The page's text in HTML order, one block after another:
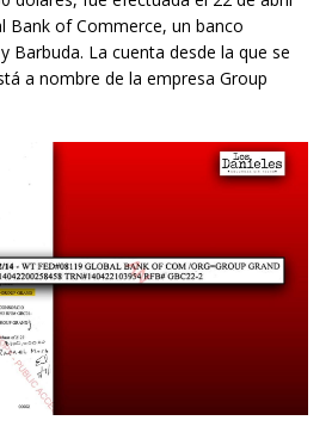
Bank of Commerce, un banco
Barbuda. La cuenta desde la que se
a nombre de la empresa Group